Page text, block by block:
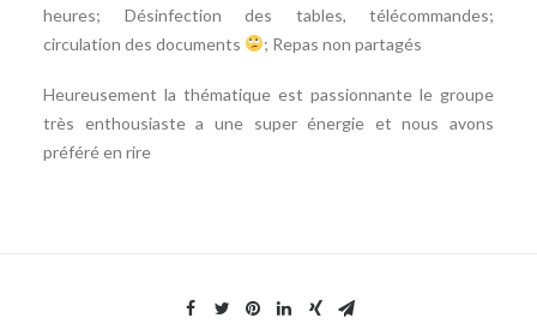
heures; Désinfection des tables, télécommandes;
circulation des documents
; Repas non partagés
Heureusement la thématique est passionnante le groupe
très enthousiaste a une super énergie et nous avons
préféré en rire